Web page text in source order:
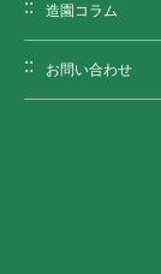
造園コラム
お問い合わせ